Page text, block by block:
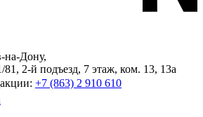
на-Дону,
2-й подъезд, 7 этаж, ком. 13, 13а
+7 (863) 2 910 610